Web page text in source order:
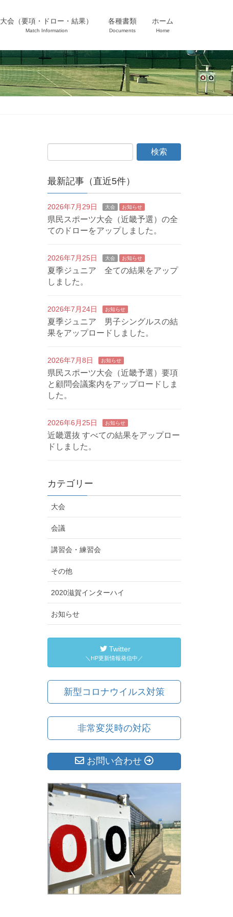
大会（要項・ドロー・結果）
Match Information
各種書類
Documents
ホーム
Home
最新記事（直近5件）
2026年7月29日 大会 お知らせ
県民スポーツ大会（近畿予選）の全
てのドローをアップしました。
2026年7月25日 大会 お知らせ
夏季ジュニア 全ての結果をアップ
しました。
2026年7月24日 お知らせ
夏季ジュニア 男子シングルスの結
果をアップロードしました。
2026年7月8日 お知らせ
県民スポーツ大会（近畿予選）要項
と顧問会議案内をアップロードしま
した。
2026年6月25日 お知らせ
近畿選抜 すべての結果をアップロー
ドしました。
カテゴリー
大会
会議
講習会・練習会
その他
2020滋賀インターハイ
お知らせ
Twitter
＼HP更新情報発信中／
新型コロナウイルス対策
非常変災時の対応
お問い合わせ